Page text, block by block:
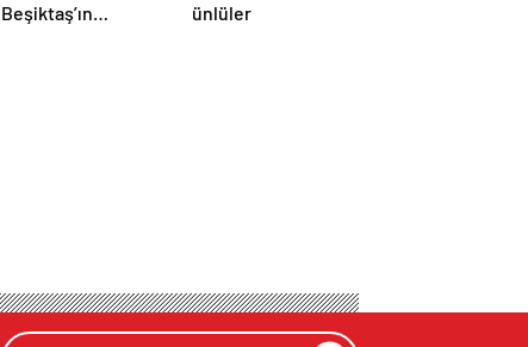
Beşiktaş’ın
ünlüler